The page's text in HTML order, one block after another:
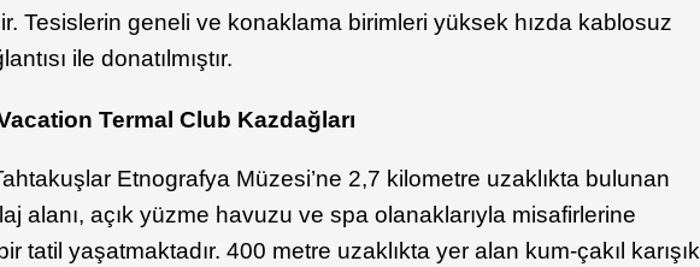
Tesislerin geneli ve konaklama birimleri yüksek hızda kablosuz
ile donatılmıştır.
Termal Club Kazdağları
Etnografya Müzesi’ne 2,7 kilometre uzaklıkta bulunan
alanı, açık yüzme havuzu ve spa olanaklarıyla misafirlerine
tatil yaşatmaktadır. 400 metre uzaklıkta yer alan kum-çakıl karışık